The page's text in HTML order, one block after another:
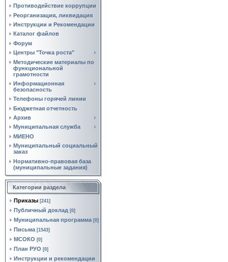
Противодействие коррупции
Реорганизация, ликвидация
Инструкции и Рекомендации
Каталог файлов
Форум
Центры "Точка роста"
Методические материалы по
функциональной
грамотности
Информационная
безопасность
Телефоны горячей линии
Бюджетная отчетность
Архив
Муниципальная служба
МИЕНО
Муниципальный социальный
заказ
Нормативно‑правовая база
(муниципальные задания)
Категории раздела
Приказы [241]
Публичный доклад [0]
Муниципальная программа [0]
Письма [1543]
МСОКО [0]
План РУО [0]
Инструкции и рекомендации